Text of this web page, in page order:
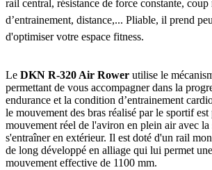
rail central, résistance de force constante,
d’entrainement, distance,... Pliable, il prend
d'optimiser votre espace fitness.
Le DKN R-320 Air Rower utilise le
permettant de vous accompagner dans la
endurance et la condition d’entrainement
le mouvement des bras réalisé par le sportif
mouvement réel de l'aviron en plein air avec la
s'entraîner en extérieur. Il est doté d'un rail
de long développé en alliage qui lui permet
mouvement effective de 1100 mm.